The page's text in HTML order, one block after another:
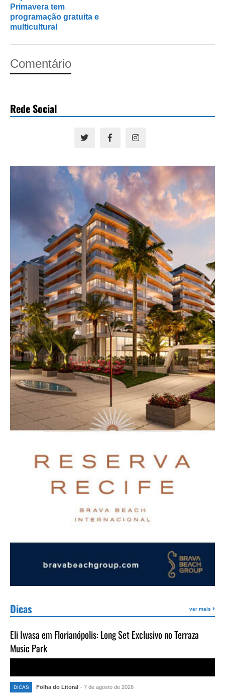
Primavera tem
programação gratuita e
multicultural
Comentário
Rede Social
Dicas ver mais
Eli Iwasa em Florianópolis: Long Set Exclusivo no Terraza
Music Park
DICAS Folha do Litoral - 7 de agosto de 2026